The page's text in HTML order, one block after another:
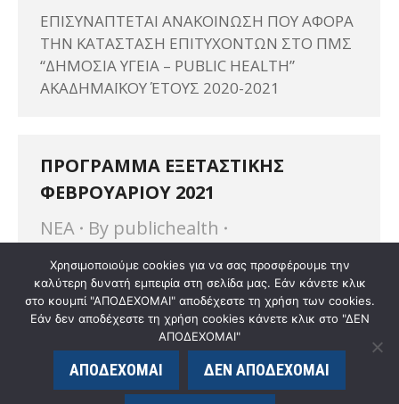
ΕΠΙΣΥΝΑΠΤΕΤΑΙ ΑΝΑΚΟΙΝΩΣΗ ΠΟΥ ΑΦΟΡΑ
ΤΗΝ ΚΑΤΑΣΤΑΣΗ ΕΠΙΤΥΧΟΝΤΩΝ ΣΤΟ ΠΜΣ
“ΔΗΜΟΣΙΑ ΥΓΕΙΑ – PUBLIC HEALTH”
ΑΚΑΔΗΜΑΪΚΟΥ ΈΤΟΥΣ 2020-2021
ΠΡΟΓΡΑΜΜΑ ΕΞΕΤΑΣΤΙΚΗΣ
ΦΕΒΡΟΥΑΡΙΟΥ 2021
ΝΕΑ
By publichealth
20 Ιανουαρίου 2021
Επισυνάπτεται το Πρόγραμμα Εξεταστικής
του χειμερινού εξαμήνου για το 2021.
ΠΡΟΓΡΑΜΜΑ ΕΞΕΤΑΣΤΙΚΗΣ_ΦΕΒΡΟΥΑΡΙΟΥ
Χρησιμοποιούμε cookies για να σας προσφέρουμε την
καλύτερη δυνατή εμπειρία στη σελίδα μας. Εάν κάνετε κλικ
στο κουμπί "ΑΠΟΔΕΧΟΜΑΙ" αποδέχεστε τη χρήση των cookies.
Εάν δεν αποδέχεστε τη χρήση cookies κάνετε κλικ στο "ΔΕΝ
ΑΠΟΔΕΧΟΜΑΙ"
ΑΠΟΔΕΧΟΜΑΙ ΔΕΝ ΑΠΟΔΕΧΟΜΑΙ